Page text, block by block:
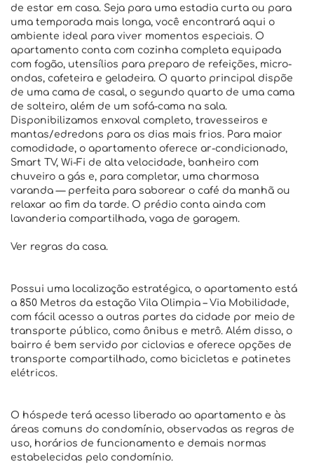
de estar em casa. Seja para uma estadia curta ou para
uma temporada mais longa, você encontrará aqui o
ambiente ideal para viver momentos especiais. O
apartamento conta com cozinha completa equipada
com fogão, utensílios para preparo de refeições, micro-
ondas, cafeteira e geladeira. O quarto principal dispõe
de uma cama de casal, o segundo quarto de uma cama
de solteiro, além de um sofá-cama na sala.
Disponibilizamos enxoval completo, travesseiros e
mantas/edredons para os dias mais frios. Para maior
comodidade, o apartamento oferece ar-condicionado,
Smart TV, Wi-Fi de alta velocidade, banheiro com
chuveiro a gás e, para completar, uma charmosa
varanda — perfeita para saborear o café da manhã ou
relaxar ao fim da tarde. O prédio conta ainda com
lavanderia compartilhada, vaga de garagem.
Ver regras da casa.
Possui uma localização estratégica, o apartamento está
a 850 Metros da estação Vila Olimpia – Via Mobilidade,
com fácil acesso a outras partes da cidade por meio de
transporte público, como ônibus e metrô. Além disso, o
bairro é bem servido por ciclovias e oferece opções de
transporte compartilhado, como bicicletas e patinetes
elétricos.
O hóspede terá acesso liberado ao apartamento e às
áreas comuns do condomínio, observadas as regras de
uso, horários de funcionamento e demais normas
estabelecidas pelo condomínio.